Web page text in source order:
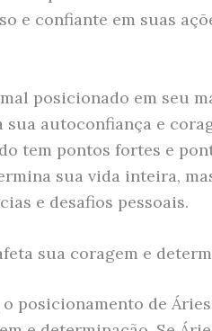
e confiante em suas
posicionado em seu
autoconfiança e
tem pontos fortes e
sua vida inteira,
e desafios pessoais.
sua coragem e
posicionamento de